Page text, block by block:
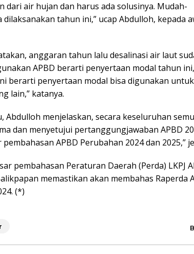
dari air hujan dan harus ada solusinya. Mudah-
dilaksanakan tahun ini,” ucap Abdulloh, kepada
anggaran tahun lalu desalinasi air laut
APBD berarti penyertaan modal tahun
berarti penyertaan modal bisa digunakan untuk
lain,” katanya.
Abdulloh menjelaskan, secara keseluruhan
dan menyetujui pertanggungjawaban APBD
pembahasan APBD Perubahan 2024 dan 2025,”
pembahasan Peraturan Daerah (Perda) LKPJ
memastikan akan membahas Raperda
(*)